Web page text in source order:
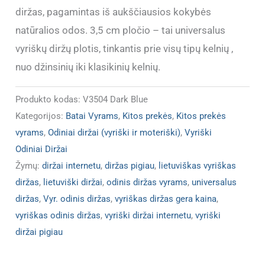
diržas, pagamintas iš aukščiausios kokybės
natūralios odos. 3,5 cm pločio – tai universalus
vyriškų diržų plotis, tinkantis prie visų tipų kelnių ,
nuo džinsinių iki klasikinių kelnių.
Produkto kodas:V3504 Dark Blue
Kategorijos: Batai Vyrams, Kitos prekės, Kitos prekės
vyrams,Odiniai diržai (vyriški ir moteriški),Vyriški
Odiniai Diržai
Žymų:diržai internetu,diržas pigiau, lietuviškas vyriškas
diržas, lietuviški diržai,odinis diržas vyrams, universalus
diržas,Vyr. odinis diržas,vyriškas diržas gera kaina,
vyriškas odinis diržas,vyriški diržai internetu,vyriški
diržai pigiau